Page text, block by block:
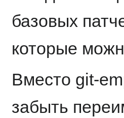
базовых
которые
Вместо git-
забыть